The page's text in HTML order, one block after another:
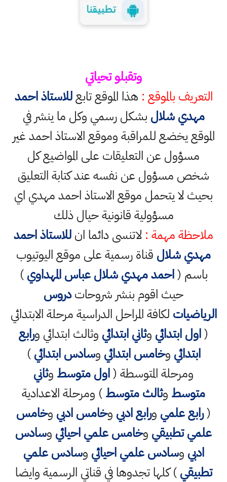
وتقبلو تحياتي
التعريف بالموقع : هذا الموقع تابعللاستاذ احمد
مهدي شلال بشكل رسمي وكل ما ينشر في
الموقع يخضع للمراقبة وموقع الاستاذ احمد غير
مسؤول عن التعليقات على المواضيع كل
شخص مسؤول عن نفسه عند كتابة التعليق
بحيث لا يتحمل موقع الاستاذ احمد مهدي اي
مسؤولية قانونية حيال ذلك
ملاحظة مهمة : لاتنسى دائما انللاستاذ احمد
مهدي شلال قناة رسمية على موقع اليوتيوب
باسم (احمد مهدي شلال عباس المهداوي)
حيث اقوم بنشر شروحاتدروس
الرياضيات لكافة المراحل الدراسية مرحلة الابتدائي
(اول ابتدائي وثاني ابتدائي وثالث ابتدائي ورابع
ابتدائي وخامس ابتدائي وسادس ابتدائي)
ومرحلة المتوسطة (اول متوسط وثاني
متوسط وثالث متوسط) ومرحلة الاعدادية
(رابع علمي ورابع ادبي وخامس ادبي وخامس
علمي تطبيقي وخامس علمي احيائي وسادس
ادبي وسادس علمي احيائي وسادس علمي
تطبيقي) كلها تجدوها في قناتي الرسمية وايضا